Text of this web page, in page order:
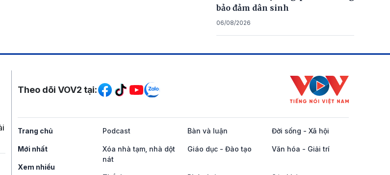
bảo đảm dân sinh
06/08/2026
Mạng xã hội
Theo dõi VOV2 tại:
Trang chủ
Mới nhất
Xem nhiều
Podcast Bàn và luận Đời sống - Xã hội
Xóa nhà tạm, nhà dột
nát
Giáo dục - Đào tạo Văn hóa - Giải trí